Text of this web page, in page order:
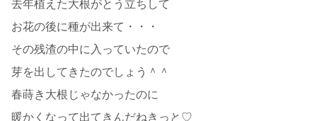
去年植えた大根がとう立ちして
お花の後に種が出来て・・・
その残渣の中に入っていたので
芽を出してきたのでしょう＾＾
春蒔き大根じゃなかったのに
暖かくなって出てきんだねきっと♡